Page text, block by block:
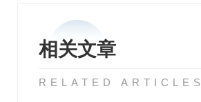
相关文章
RELATED ARTICLES